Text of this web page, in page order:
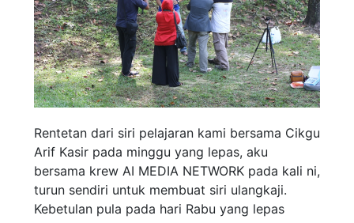
Rentetan dari siri pelajaran kami bersama Cikgu
Arif Kasir pada minggu yang lepas, aku
bersama krew AI MEDIA NETWORK pada kali ni,
turun sendiri untuk membuat siri ulangkaji.
Kebetulan pula pada hari Rabu yang lepas